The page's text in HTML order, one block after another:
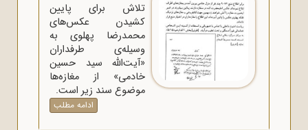
تلاش برای پایین
کشیدن عکس‌های
محمدرضا پهلوی به
وسیله‌ی طرفداران
«آیت‌الله سید حسین
خادمی» از مغازه‌ها
موضوع سند زیر است.
ادامه مطلب